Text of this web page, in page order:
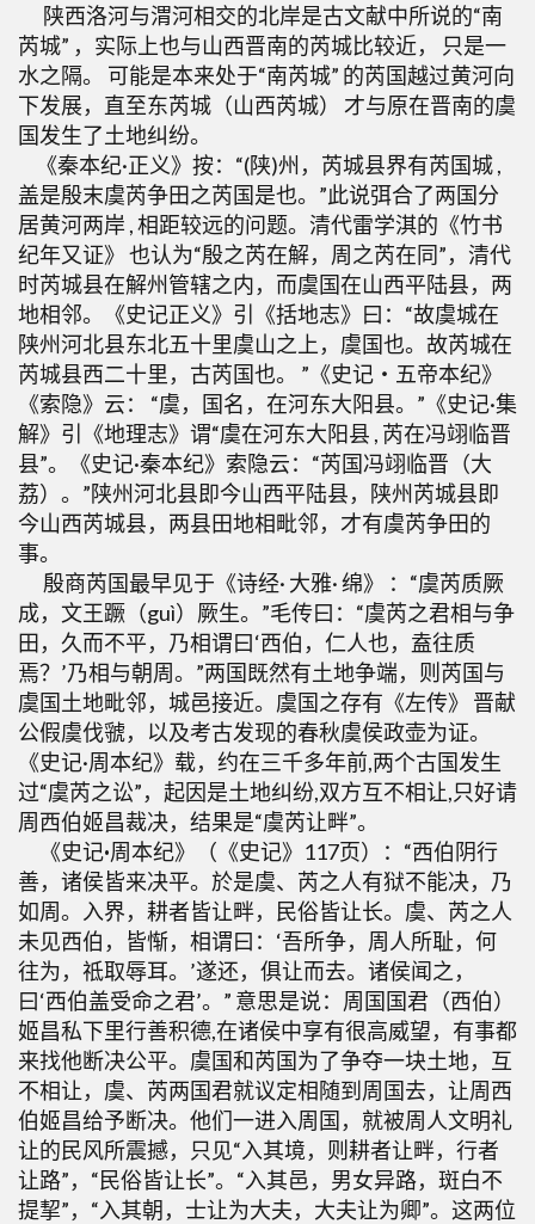
陕西洛河与渭河相交的北岸是古文献中所说的“南
芮城” ，实际上也与山西晋南的芮城比较近， 只是一
水之隔。 可能是本来处于“南芮城” 的芮国越过黄河向
下发展，直至东芮城（山西芮城） 才与原在晋南的虞
国发生了土地纠纷。
《秦本纪·正义》按：“(陕)州，芮城县界有芮国城 ,
盖是殷末虞芮争田之芮国是也。”此说弭合了两国分
居黄河两岸 , 相距较远的问题。清代雷学淇的《竹书
纪年又证》 也认为“殷之芮在解，周之芮在同”，清代
时芮城县在解州管辖之内，而虞国在山西平陆县，两
地相邻。《史记正义》引《括地志》曰：“故虞城在
陕州河北县东北五十里虞山之上，虞国也。故芮城在
芮城县西二十里，古芮国也。 ”《史记・五帝本纪》
《索隐》云： “虞，国名，在河东大阳县。”《史记·集
解》引《地理志》谓“虞在河东大阳县 , 芮在冯翊临晋
县”。《史记·秦本纪》索隐云：“芮国冯翊临晋（大
荔）。”陕州河北县即今山西平陆县，陕州芮城县即
今山西芮城县，两县田地相毗邻，才有虞芮争田的
事。
殷商芮国最早见于《诗经· 大雅· 绵》 ：“虞芮质厥
成，文王蹶（guì）厥生。”毛传曰：“虞芮之君相与争
田，久而不平，乃相谓曰‘西伯，仁人也，盍往质
焉？’乃相与朝周。”两国既然有土地争端，则芮国与
虞国土地毗邻，城邑接近。虞国之存有《左传》 晋献
公假虞伐虢，以及考古发现的春秋虞侯政壶为证。
《史记·周本纪》载，约在三千多年前,两个古国发生
过“虞芮之讼”，起因是土地纠纷,双方互不相让,只好请
周西伯姬昌裁决，结果是“虞芮让畔”。
《史记·周本纪》（《史记》117页）：“西伯阴行
善，诸侯皆来决平。於是虞、芮之人有狱不能决，乃
如周。入界，耕者皆让畔，民俗皆让长。虞、芮之人
未见西伯，皆惭，相谓曰：‘吾所争，周人所耻，何
往为，祗取辱耳。’遂还，俱让而去。诸侯闻之，
曰‘西伯盖受命之君’。” 意思是说：周国国君（西伯）
姬昌私下里行善积德,在诸侯中享有很高威望，有事都
来找他断决公平。虞国和芮国为了争夺一块土地，互
不相让，虞、芮两国君就议定相随到周国去，让周西
伯姬昌给予断决。他们一进入周国，就被周人文明礼
让的民风所震撼，只见“入其境，则耕者让畔，行者
让路”，“民俗皆让长”。“入其邑，男女异路，斑白不
提挈”，“入其朝，士让为大夫，大夫让为卿”。这两位